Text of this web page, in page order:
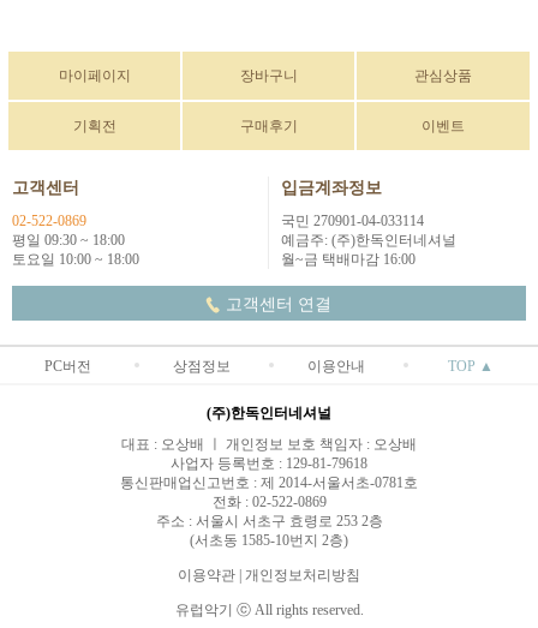
마이페이지 장바구니 관심상품
기획전 구매후기 이벤트
고객센터
02-522-0869
평일 09:30 ~ 18:00
토요일 10:00 ~ 18:00
입금계좌정보
국민 270901-04-033114
예금주: (주)한독인터네셔널
월~금 택배마감 16:00
고객센터 연결
PC버전 상점정보 이용안내 TOP ▲
(주)한독인터네셔널
대표 : 오상배 ㅣ 개인정보 보호 책임자 : 오상배
사업자 등록번호 : 129-81-79618
통신판매업신고번호 : 제 2014-서울서초-0781호
전화 : 02-522-0869
주소 : 서울시 서초구 효령로 253 2층
(서초동 1585-10번지 2층)
이용약관 개인정보처리방침
유럽악기 ⓒ All rights reserved.